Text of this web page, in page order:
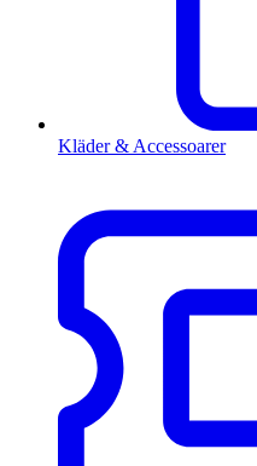
Kläder & Accessoarer